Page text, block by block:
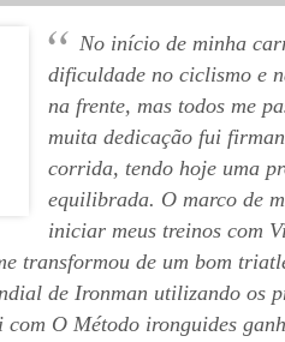
“ No início de minha
dificuldade no ciclismo e
na frente, mas todos me
muita dedicação fui
corrida, tendo hoje uma
equilibrada. O marco de
iniciar meus treinos com
transformou de um bom
de Ironman utilizando os
com O Método ironguides